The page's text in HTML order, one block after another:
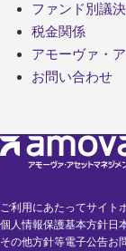
ファンド別議
税金関係
アモーヴァ・
お問い合わせ
ご利用にあたってサイト
個人情報保護基本方針日
その他方針等電子公告お